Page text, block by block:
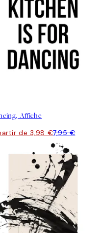
Affiche
de 3,98 €7,95 €